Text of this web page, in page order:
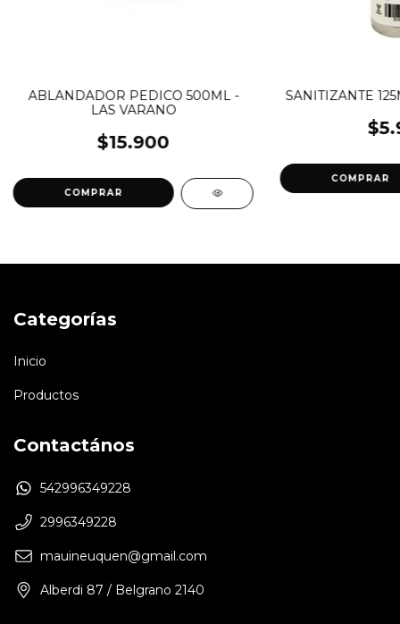
ABLANDADOR PEDICO 500ML -
LAS VARANO
$15.900
SANITIZANTE
Categorías
Inicio
Productos
Contactános
542996349228
2996349228
mauineuquen@gmail.com
Alberdi 87 / Belgrano 2140